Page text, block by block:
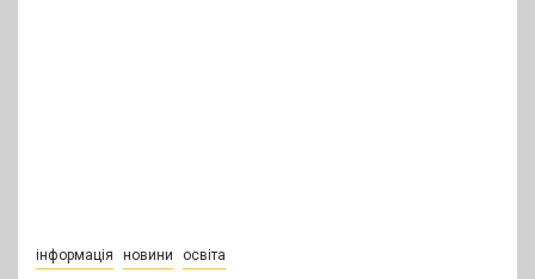
інформація новини освіта